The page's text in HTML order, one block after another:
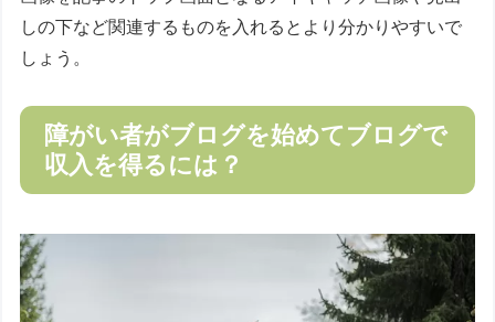
しの下など関連するものを入れるとより分かりやすいで
しょう。
障がい者がブログを始めてブログで
収入を得るには？